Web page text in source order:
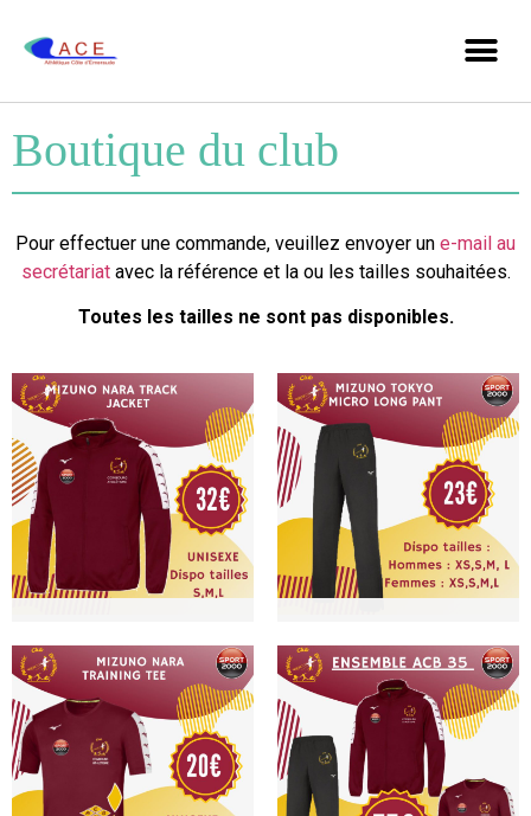
Boutique du club
Pour effectuer une commande, veuillez envoyer un e-mail au
secrétariatavec la référence et la ou les tailles souhaitées.
Toutes les tailles ne sont pas disponibles.
Veste - 32€
Ref. xxxx
Veste de survêtement aux
couleurs de l'ACB
Pantalon - 23€
Ref. xxxx
Pantalon de survêtement
aux couleurs de l'ACB